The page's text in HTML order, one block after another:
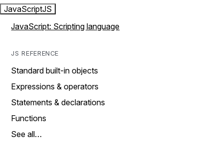
JavaScriptJS
JavaScript: Scripting language
JS REFERENCE
Standard built-in objects
Expressions & operators
Statements & declarations
Functions
See all…